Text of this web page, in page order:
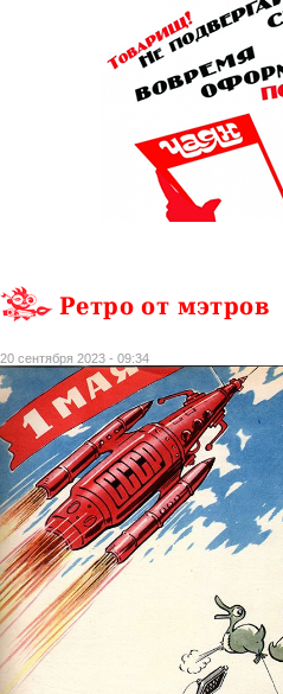
Ретро от мэтров
20 сентября 2023 - 09:34